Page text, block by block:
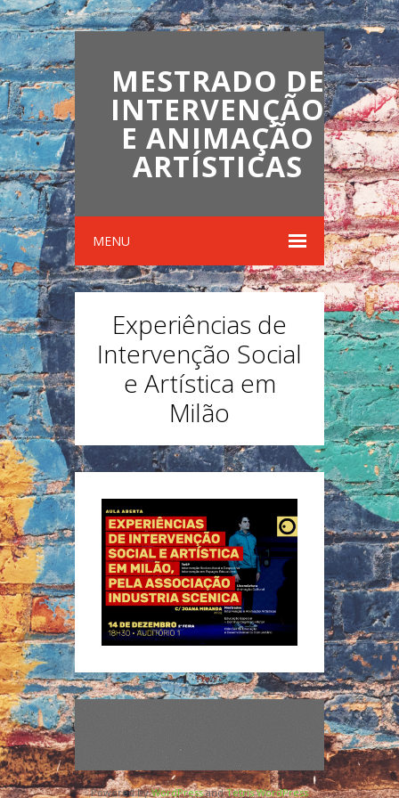
MESTRADO DE
INTERVENÇÃO
E ANIMAÇÃO
ARTÍSTICAS
MENU
Experiências de
Intervenção Social
e Artística em
Milão
Powered byWordPressandTetris WordPress